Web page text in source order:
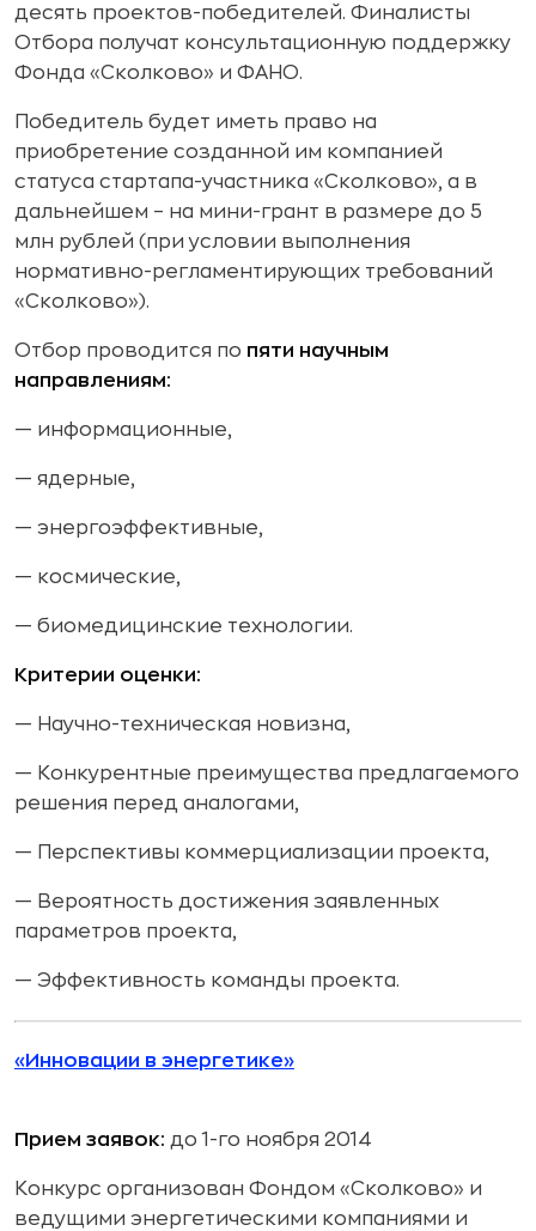
десять проектов-победителей. Финалисты
Отбора получат консультационную поддержку
Фонда «Сколково» и ФАНО.
Победитель будет иметь право на
приобретение созданной им компанией
статуса стартапа-участника «Сколково», а в
дальнейшем – на мини-грант в размере до 5
млн рублей (при условии выполнения
нормативно-регламентирующих требований
«Сколково»).
Отбор проводится по пяти научным
направлениям:
— информационные,
— ядерные,
— энергоэффективные,
— космические,
— биомедицинские технологии.
Критерии оценки:
— Научно-техническая новизна,
— Конкурентные преимущества предлагаемого
решения перед аналогами,
— Перспективы коммерциализации проекта,
— Вероятность достижения заявленных
параметров проекта,
— Эффективность команды проекта.
«Инновации в энергетике»
Прием заявок: до 1-го ноября 2014
Конкурс организован Фондом «Сколково» и
ведущими энергетическими компаниями и